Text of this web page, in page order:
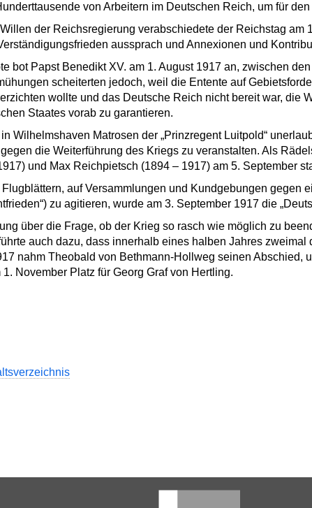
von Arbeitern im Deutschen Reich, um für
der Reichsregierung verabschiedete der Reichstag am
aussprach und Annexionen und
bot Papst Benedikt XV. am 1. August 1917 an, zwischen
scheiterten jedoch, weil die Entente auf
wollte und das Deutsche Reich nicht bereit war, die
Staates vorab zu garantieren.
Wilhelmshaven Matrosen der „Prinzregent Luitpold“
die Weiterführung des Kriegs zu veranstalten. Als
und Max Reichpietsch (1894 – 1917) am 5. September
auf Versammlungen und Kundgebungen gegen
zu agitieren, wurde am 3. September 1917 die
über die Frage, ob der Krieg so rasch wie möglich zu
auch dazu, dass innerhalb eines halben Jahres
nahm Theobald von Bethmann-Hollweg seinen Abschied,
November Platz für Georg Graf von Hertling.